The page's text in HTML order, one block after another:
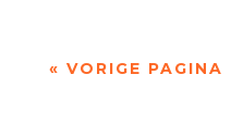
« VORIGE PAGINA